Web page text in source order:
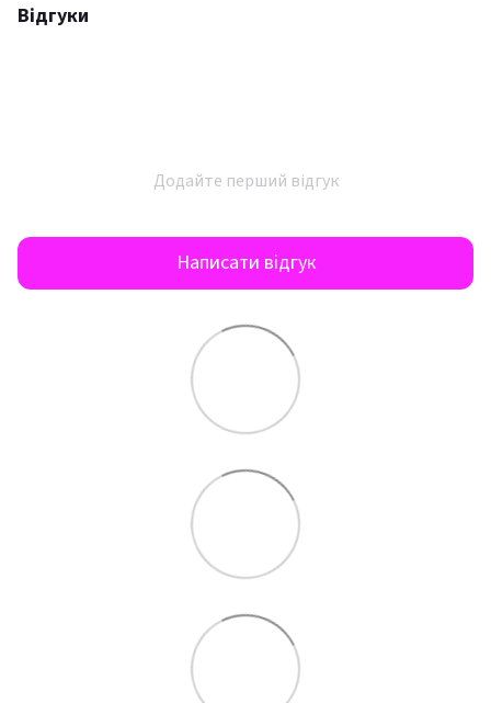
Відгуки
Додайте перший відгук
Написати відгук